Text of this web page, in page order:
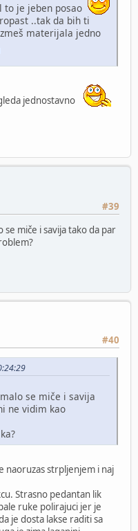
je jeben posao
..tak da bih ti
materijala jedno
jednostavno
#39
miče i savija tako da par
#40
se miče i savija
ne vidim kao
naoruzas strpljenjem i naj
Strasno pedantan lik
ruke polirajuci jer je
je dosta lakse raditi sa